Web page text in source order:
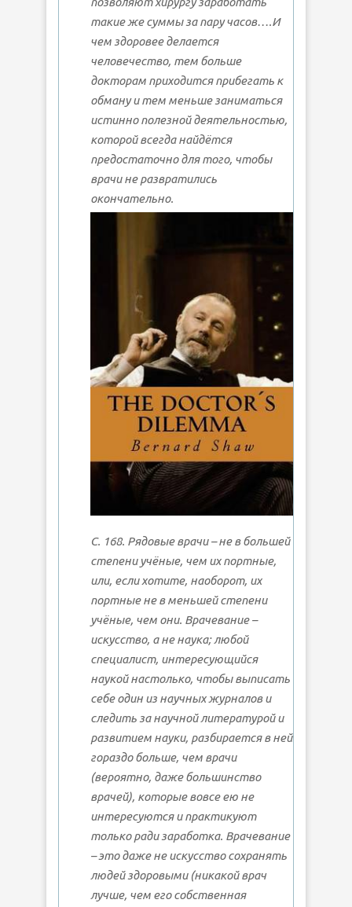
такие же суммы за пару часов….И
чем здоровее делается
человечество, тем больше
докторам приходится прибегать к
обману и тем меньше заниматься
истинно полезной деятельностью,
которой всегда найдётся
предостаточно для того, чтобы
врачи не развратились
окончательно.
С. 168. Рядовые врачи – не в большей
степени учёные, чем их портные,
или, если хотите, наоборот, их
портные не в меньшей степени
учёные, чем они. Врачевание –
искусство, а не наука; любой
специалист, интересующийся
наукой настолько, чтобы выписать
себе один из научных журналов и
следить за научной литературой и
развитием науки, разбирается в ней
гораздо больше, чем врачи
(вероятно, даже большинство
врачей), которые вовсе ею не
интересуются и практикуют
только ради заработка. Врачевание
– это даже не искусство сохранять
людей здоровыми (никакой врач
лучше, чем его собственная